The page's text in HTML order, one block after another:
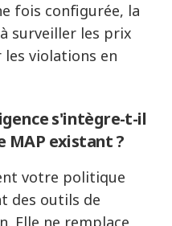
fois configurée, la
surveiller les prix
violations en
s'intègre-t-il
MAP existant ?
votre politique
des outils de
Elle ne remplace